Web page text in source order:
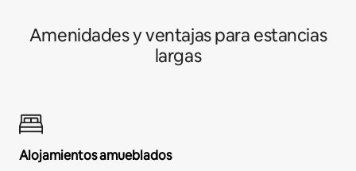
Amenidades y ventajas para estancias
largas
Alojamientos amueblados